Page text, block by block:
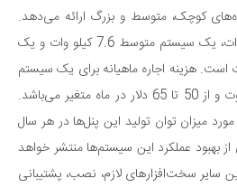
کوچک، متوسط و بزرگ ارائه می‌دهد.
یک سیستم کوچک 3.8 کیلو وات، یک سیستم متوسط 7.6 کیلو وات و یک
آن 11.4 کیلو وات است. هزینه اجاره ماهیانه برای یک سیستم
کوچک در ایالات مختلف، متفاوت و از 50 تا 65 دلار در ماه متغیر می‌باشد.
میزان توان تولید این پنل‌ها در هر سال
از بهبود عملکرد این سیستم‌ها منتشر خواهد
سایر سخت‌افزارهای لازم، نصب، پشتیبانی